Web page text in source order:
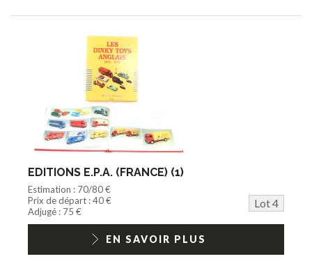
EDITIONS E.P.A. (FRANCE) (1)
Estimation : 70/80 €
Prix de départ : 40 €
Lot 4
Adjugé : 75 €
EN SAVOIR PLUS